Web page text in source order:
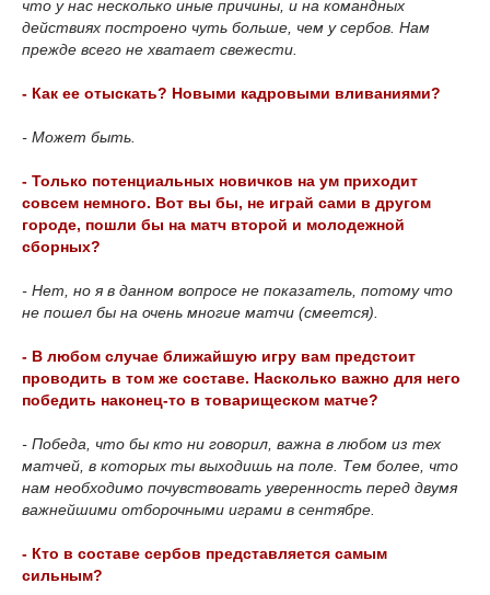
что у нас несколько иные причины, и на командных
действиях построено чуть больше, чем у сербов. Нам
прежде всего не хватает свежести.
- Как ее отыскать? Новыми кадровыми вливаниями?
- Может быть.
- Только потенциальных новичков на ум приходит
совсем немного. Вот вы бы, не играй сами в другом
городе, пошли бы на матч второй и молодежной
сборных?
- Нет, но я в данном вопросе не показатель, потому что
не пошел бы на очень многие матчи (смеется).
- В любом случае ближайшую игру вам предстоит
проводить в том же составе. Насколько важно для него
победить наконец-то в товарищеском матче?
- Победа, что бы кто ни говорил, важна в любом из тех
матчей, в которых ты выходишь на поле. Тем более, что
нам необходимо почувствовать уверенность перед двумя
важнейшими отборочными играми в сентябре.
- Кто в составе сербов представляется самым
сильным?